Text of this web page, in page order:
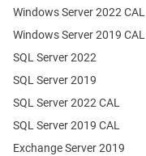
Exchange Server 2019
SQL Server 2022
SQL Server 2019
Windows Server 2022 CAL
Windows Server 2019 CAL
SQL Server 2022 CAL
SQL Server 2019 CAL